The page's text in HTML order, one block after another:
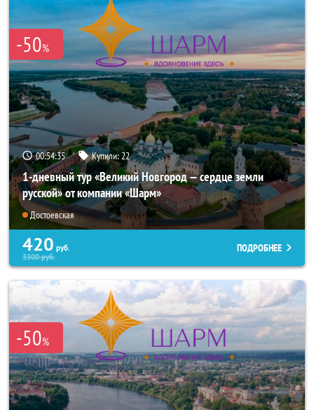
-50%
00:54:33 Купили: 22
1-дневный тур «Великий Новгород — сердце земли
русской» от компании «Шарм»
Достоевская
420 руб.
3300руб.
ПОДРОБНЕЕ
-50%